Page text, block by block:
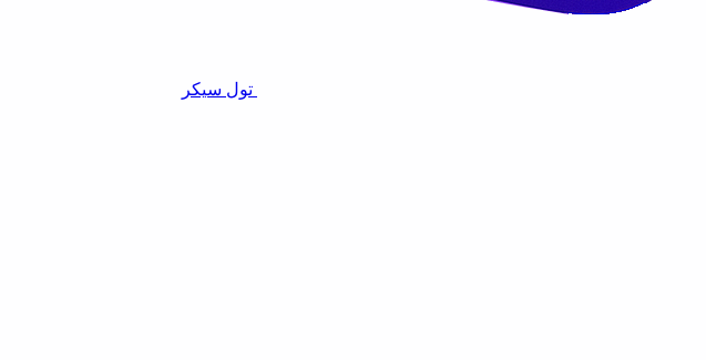
تول سيكر